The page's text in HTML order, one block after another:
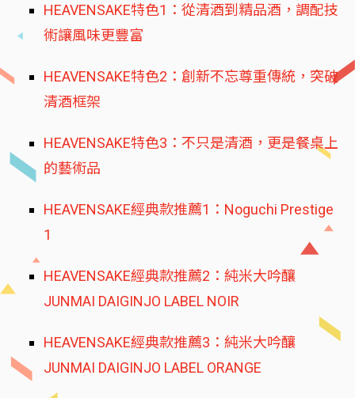
HEAVENSAKE特色1：從清酒到精品酒，調配技
術讓風味更豐富
HEAVENSAKE特色2：創新不忘尊重傳統，突破
清酒框架
HEAVENSAKE特色3：不只是清酒，更是餐桌上
的藝術品
HEAVENSAKE經典款推薦1：Noguchi Prestige
1
HEAVENSAKE經典款推薦2：純米大吟釀
JUNMAI DAIGINJO LABEL NOIR
HEAVENSAKE經典款推薦3：純米大吟釀
JUNMAI DAIGINJO LABEL ORANGE